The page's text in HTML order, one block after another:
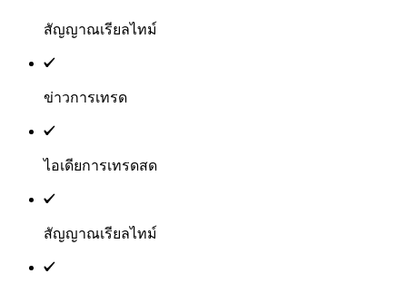
สัญญาณเรียลไทม์
ข่าวการเทรด
ไอเดียการเทรดสด
สัญญาณเรียลไทม์